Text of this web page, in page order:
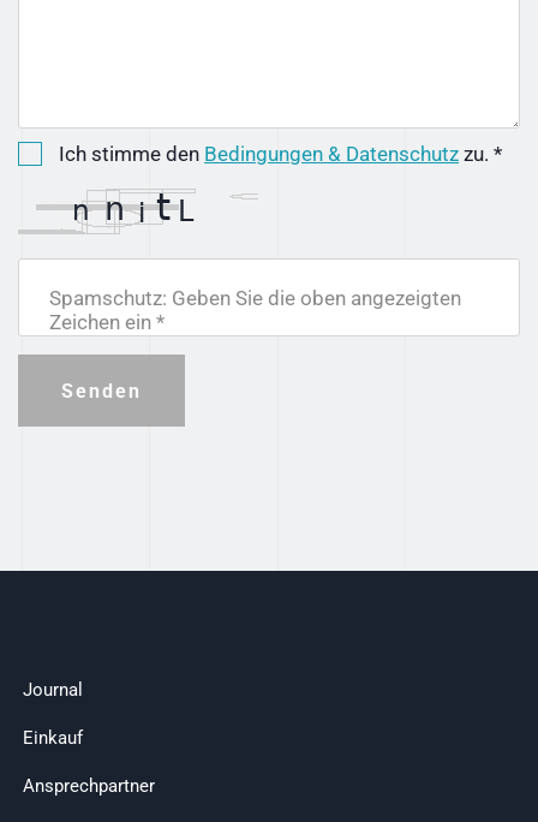
Ich stimme den Bedingungen & Datenschutz zu. *
Spamschutz: Geben Sie die oben angezeigten
Zeichen ein *
Senden
Journal
Einkauf
Ansprechpartner